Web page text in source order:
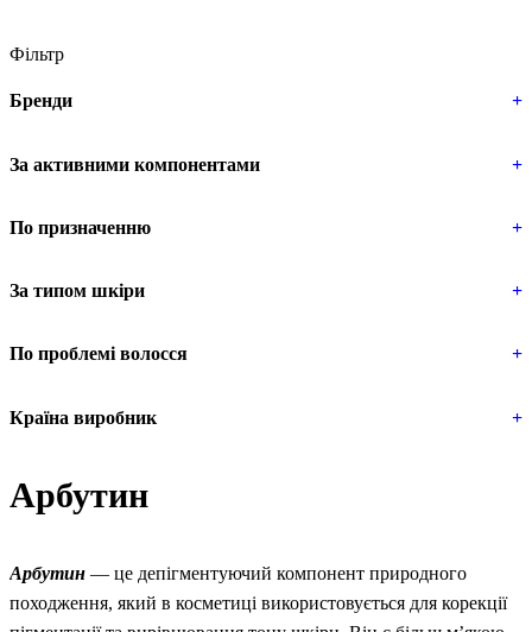
Фільтр
Бренди +
За активними компонентами +
По призначенню +
За типом шкіри +
По проблемі волосся +
Країна виробник +
Арбутин
Арбутин — це депігментуючий компонент природного
походження, який в косметиці використовується для корекції